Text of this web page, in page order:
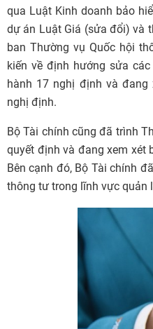
qua Luật Kinh doanh bảo
dự án Luật Giá (sửa đổi) và
ban Thường vụ Quốc hội
kiến về định hướng sửa
hành 17 nghị định và
nghị định.
Bộ Tài chính cũng đã trình
quyết định và đang xem xét
Bên cạnh đó, Bộ Tài chính
thông tư trong lĩnh vực quản